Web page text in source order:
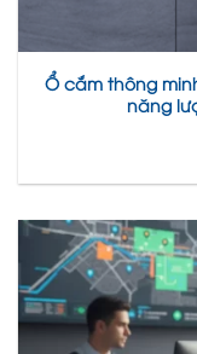
Ổ cắm thông
năng